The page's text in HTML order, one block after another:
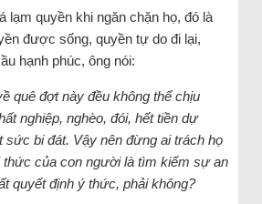
lạm quyền khi ngăn chặn họ, đó là
được sống, quyền tự do đi lại,
hạnh phúc, ông nói:
quê đợt này đều không thể chịu
nghiệp, nghèo, đói, hết tiền dự
bi đát. Vậy nên đừng ai trách họ
của con người là tìm kiếm sự an
quyết định ý thức, phải không?